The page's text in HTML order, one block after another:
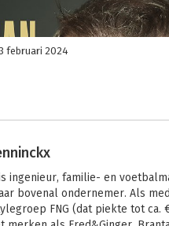
februari 2024
ingenieur, familie- en
bovenal ondernemer. Als
FNG (dat piekte tot ca.